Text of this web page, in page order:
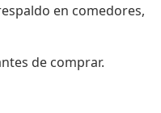
en comedores,
de comprar.